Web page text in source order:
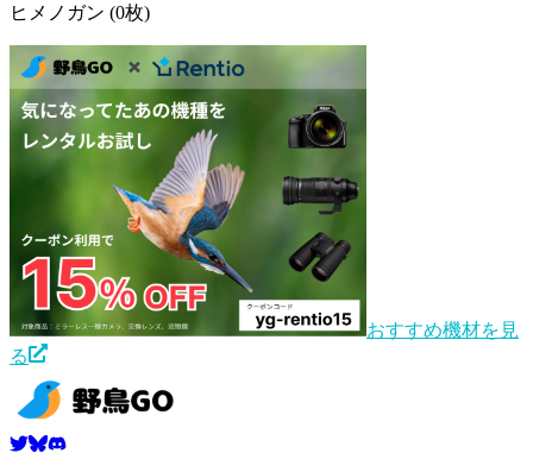
ヒメノガン (0枚)
おすすめ機材を見
る